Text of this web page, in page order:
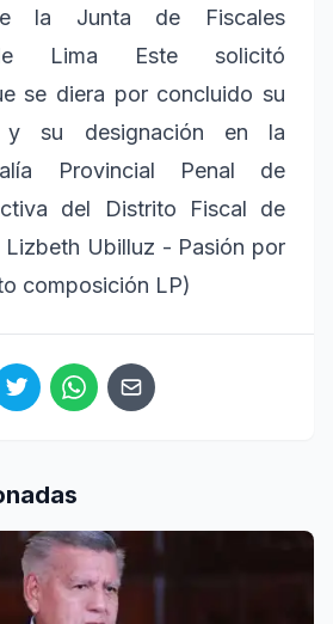
la Junta de Fiscales
Lima Este solicitó
se diera por concluido su
y su designación en la
Provincial Penal de
del Distrito Fiscal de
Lizbeth Ubilluz - Pasión por
composición LP)